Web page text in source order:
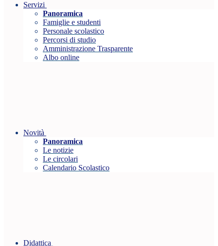
Servizi
Panoramica
Famiglie e studenti
Personale scolastico
Percorsi di studio
Amministrazione Trasparente
Albo online
Novità
Panoramica
Le notizie
Le circolari
Calendario Scolastico
Didattica